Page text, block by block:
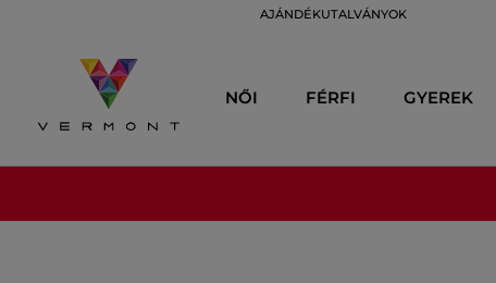
AJÁNDÉKUTALVÁNYOK
NŐI FÉRFI GYEREK